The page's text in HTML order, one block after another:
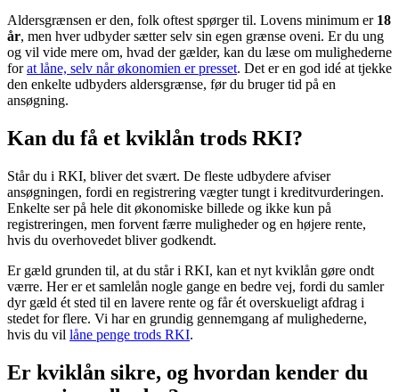
Aldersgrænsen er den, folk oftest spørger til. Lovens minimum er 18
år, men hver udbyder sætter selv sin egen grænse oveni. Er du ung
og vil vide mere om, hvad der gælder, kan du læse om mulighederne
forat låne, selv når økonomien er presset. Det er en god idé at tjekke
den enkelte udbyders aldersgrænse, før du bruger tid på en
ansøgning.
Kan du få et kviklån trods RKI?
Står du i RKI, bliver det svært. De fleste udbydere afviser
ansøgningen, fordi en registrering vægter tungt i kreditvurderingen.
Enkelte ser på hele dit økonomiske billede og ikke kun på
registreringen, men forvent færre muligheder og en højere rente,
hvis du overhovedet bliver godkendt.
Er gæld grunden til, at du står i RKI, kan et nyt kviklån gøre ondt
værre. Her er et samlelån nogle gange en bedre vej, fordi du samler
dyr gæld ét sted til en lavere rente og får ét overskueligt afdrag i
stedet for flere. Vi har en grundig gennemgang af mulighederne,
hvis du vil låne penge trods RKI.
Er kviklån sikre, og hvordan kender du